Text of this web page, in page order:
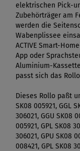
elektrischen Pick-
Zubehörträger am
werden die
Wabenplissee
ACTIVE Smart-
App oder
Aluminium-
passt sich das
Dieses Rollo paßt
SK08 005921, GGL
306021, GGU SK08
005921, GPL SK08
306021, GPU SK08
008421, GPL SK08